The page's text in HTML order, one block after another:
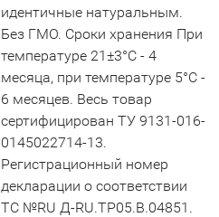
идентичные натуральным.
Без ГМО. Сроки хранения При
температуре 21±3°С - 4
месяца, при температуре 5°С -
6 месяцев. Весь товар
сертифицирован ТУ 9131-016-
0145022714-13.
Регистрационный номер
декларации о соответствии
ТС №RU Д-RU.TP05.B.04851.